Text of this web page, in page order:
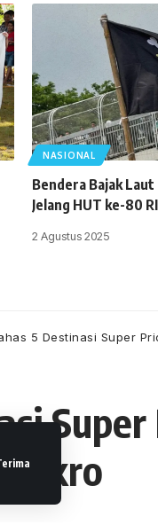
NASIONAL
Bendera Bajak
Jelang HUT ke-80
2 Agustus 2025
5 Destinasi Super